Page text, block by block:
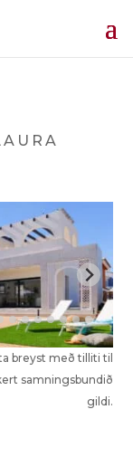
breyst með tilliti til
samningsbundið
gildi.